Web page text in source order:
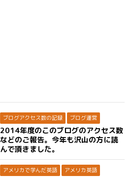
ブログアクセス数の記録 ブログ運営
2014年度のこのブログのアクセス数
などのご報告。今年も沢山の方に読
んで頂きました。
アメリカで学んだ英語 アメリカ英語